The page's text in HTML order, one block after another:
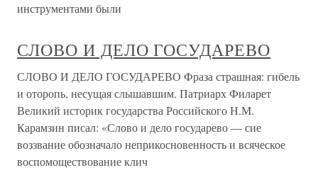
инструментами были
СЛОВО И ДЕЛО ГОСУДАРЕВО
СЛОВО И ДЕЛО ГОСУДАРЕВО Фраза страшная: гибель
и оторопь, несущая слышавшим. Патриарх Филарет
Великий историк государства Российского Н.М.
Карамзин писал: «Слово и дело государево — сие
воззвание обозначало неприкосновенность и всяческое
воспомоществование клич